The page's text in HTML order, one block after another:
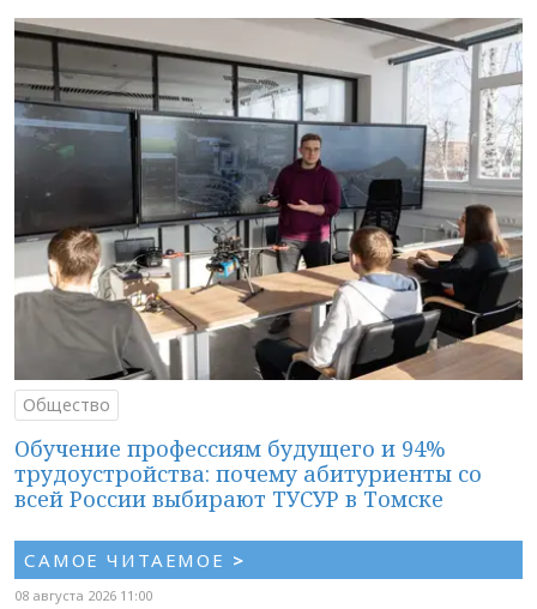
Общество
Обучение профессиям будущего и 94%
трудоустройства: почему абитуриенты со
всей России выбирают ТУСУР в Томске
САМОЕ ЧИТАЕМОЕ >
08 августа 2026 11:00